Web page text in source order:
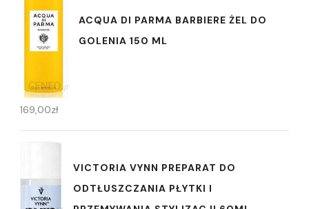
ACQUA DI PARMA BARBIERE ŻEL DO
GOLENIA 150 ML
169,00zł
VICTORIA VYNN PREPARAT DO
ODTŁUSZCZANIA PŁYTKI I